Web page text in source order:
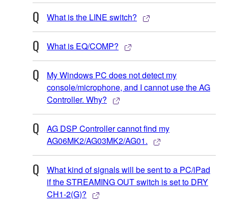
What is the LINE switch?
What is EQ/COMP?
My Windows PC does not detect my
console/microphone, and I cannot use the AG
Controller. Why?
AG DSP Controller cannot find my
AG06MK2/AG03MK2/AG01.
What kind of signals will be sent to a PC/iPad
if the STREAMING OUT switch is set to DRY
CH1-2(G)?